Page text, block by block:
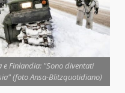
e Finlandia: "Sono diventati
(foto Ansa-Blitzquotidiano)